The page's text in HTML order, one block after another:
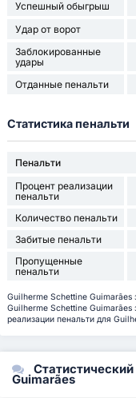
Успешный обыгрыш
Удар от ворот
Заблокированные
удары
Отданные пенальти
Статистика пенальти
Пенальти
Процент реализации
пенальти
Количество пенальти
Забитые пенальти
Пропущенные
пенальти
Guilherme Schettine Guimarães
Guilherme Schettine Guimarães
реализации пенальти для
Guimarães